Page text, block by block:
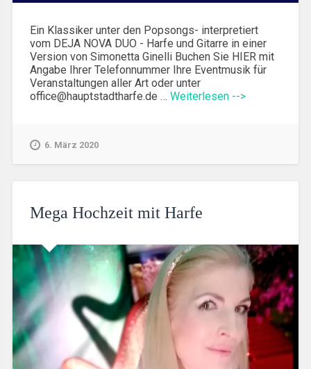
Ein Klassiker unter den Popsongs- interpretiert
vom DEJA NOVA DUO - Harfe und Gitarre in einer
Version von Simonetta Ginelli Buchen Sie HIER mit
Angabe Ihrer Telefonnummer Ihre Eventmusik für
Veranstaltungen aller Art oder unter
office@hauptstadtharfe.de … Weiterlesen -->
6. März 2020
Mega Hochzeit mit Harfe